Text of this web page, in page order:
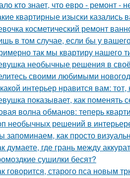
кто знает, что евро - ремонт -
квартирные изыски казались
косметический ремонт
в том случае, если бы у
так мы квартиру нашего
необычные решения в
своими любимыми
интерьер нравится вам:
показывает, как поменять
волна обманов: теперь
необычных решений в
запоминаем, как просто
думаете, где грань между
сушилки бесят?
говорится, старого пса новым